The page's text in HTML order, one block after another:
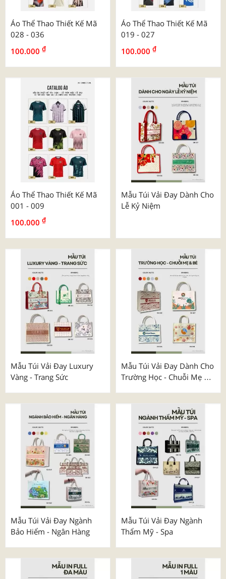
Áo Thể Thao Thiết Kế Mã
028 - 036
100.000 ₫
Áo Thể Thao Thiết Kế Mã
019 - 027
100.000 ₫
Áo Thể Thao Thiết Kế Mã
001 - 009
100.000 ₫
Mẫu Túi Vải Đay Dành Cho
Lễ Kỷ Niệm
Mẫu Túi Vải Đay Luxury
Vàng - Trang Sức
Mẫu Túi Vải Đay Dành Cho
Trường Học - Chuỗi Mẹ &
Mẫu Túi Vải Đay Ngành
Bảo Hiểm - Ngân Hàng
Mẫu Túi Vải Đay Ngành
Thẩm Mỹ - Spa